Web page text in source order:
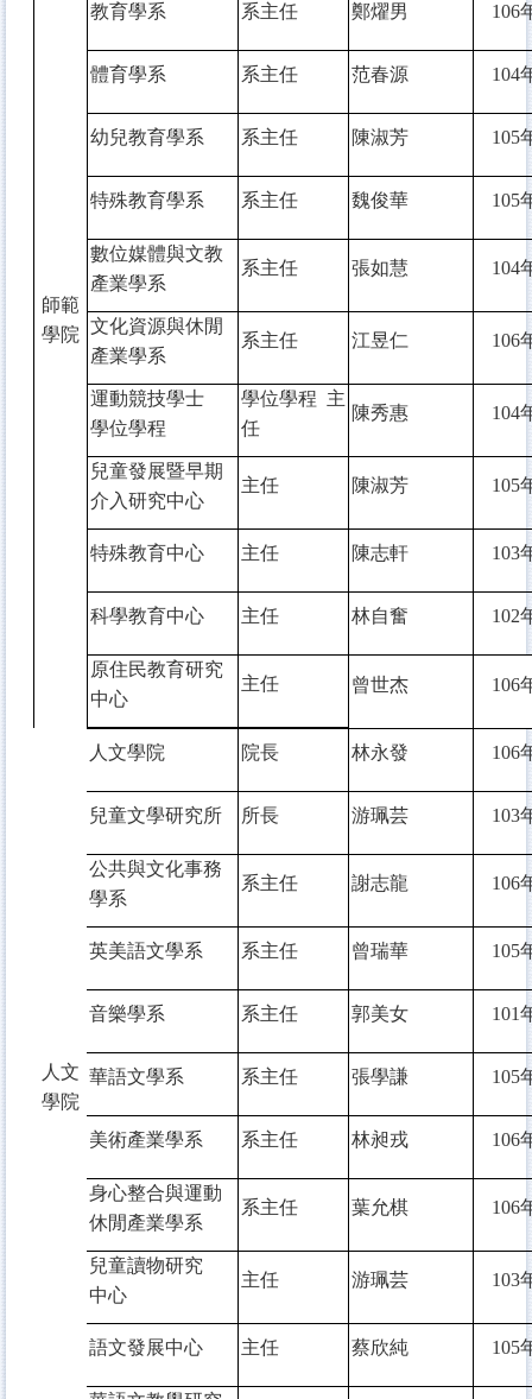
師範
學院
教育學系 系主任 鄭燿男 106
體育學系 系主任 范春源 104
幼兒教育學系 系主任 陳淑芳 105
特殊教育學系 系主任 魏俊華 105
數位媒體與文教
產業學系
系主任 張如慧 104
文化資源與休閒
產業學系
系主任 江昱仁 106
運動競技學士
學位學程
學位學程 主
任
陳秀惠 104
兒童發展暨早期
介入研究中心
主任 陳淑芳 105
特殊教育中心 主任 陳志軒 103
科學教育中心 主任 林自奮 102
原住民教育研究
中心
主任 曾世杰 106
人文
學院
人文學院 院長 林永發 106
兒童文學研究所 所長 游珮芸 103
公共與文化事務
學系
系主任 謝志龍 106
英美語文學系 系主任 曾瑞華 105
音樂學系 系主任 郭美女 101
華語文學系 系主任 張學謙 105
美術產業學系 系主任 林昶戎 106
身心整合與運動
休閒產業學系
系主任 葉允棋 106
兒童讀物研究
中心
主任 游珮芸 103
語文發展中心 主任 蔡欣純 105